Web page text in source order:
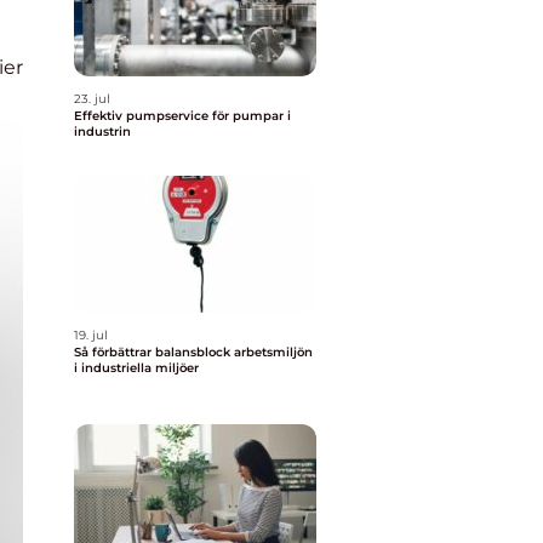
23. jul
Effektiv pumpservice för pumpar i
industrin
19. jul
Så förbättrar balansblock arbetsmiljön
i industriella miljöer